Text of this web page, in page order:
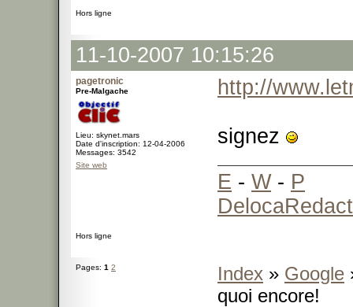
Hors ligne
11-10-2007 10:15:26
pagetronic
Pre-Malgache
Lieu: skynet.mars
Date d'inscription: 12-04-2006
Messages: 3542
Site web
http://
signez
E - W- P
Hors ligne
Pages: 1 2 Index » Google
quoi encore!